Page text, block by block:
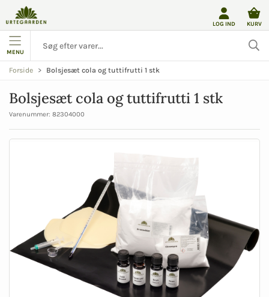
LOG IND KURV
MENU
Forside Bolsjesæt cola og tuttifrutti 1 stk
Bolsjesæt cola og tuttifrutti 1 stk
Varenummer: 82304000